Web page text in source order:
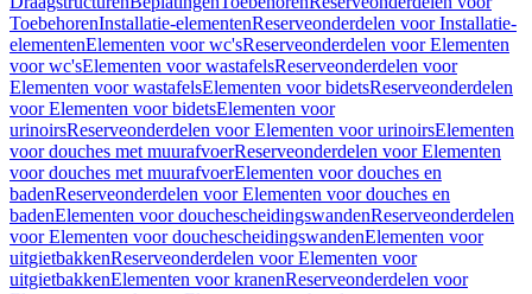
ToebehorenInstallatie-elementenReserveonderdelen voor Installatie-
elementenElementen voor wc'sReserveonderdelen voor Elementen
voor wc'sElementen voor wastafelsReserveonderdelen voor
Elementen voor wastafelsElementen voor bidetsReserveonderdelen
voor Elementen voor bidetsElementen voor
urinoirsReserveonderdelen voor Elementen voor urinoirsElementen
voor douches met muurafvoerReserveonderdelen voor Elementen
voor douches met muurafvoerElementen voor douches en
badenReserveonderdelen voor Elementen voor douches en
badenElementen voor douchescheidingswandenReserveonderdelen
voor Elementen voor douchescheidingswandenElementen voor
uitgietbakkenReserveonderdelen voor Elementen voor
uitgietbakkenElementen voor kranenReserveonderdelen voor